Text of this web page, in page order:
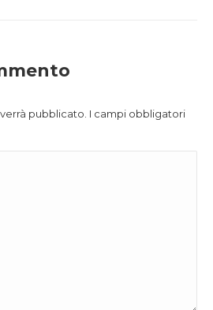
pubblicato. I campi obbligatori